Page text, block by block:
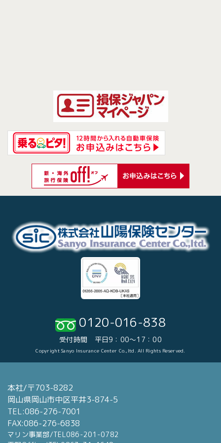
0120-016-838
受付時間 平日9：00～17：00
Copyright Sanyo Insurance Center Co.,ltd. All Rights Reserved.
本社/〒703-8282
岡山県岡山市中区平井3-874-5
TEL:086-276-7001
FAX:086-276-6838
マリン事業部/TEL086-201-0782